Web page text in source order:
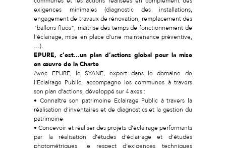
exigences minimales (diagnostic des installations,
engagement de travaux de rénovation, remplacement des
"ballons fluos", maîtrise des temps de fonctionnement de
l’éclairage, mise en place d’une maintenance préventive,
…).
EPURE, c’est…un plan d’actions global pour la mise
en œuvre de la Charte
Avec EPURE, le SYANE, expert dans le domaine de
l’Eclairage Public, accompagne les communes à travers
son plan d’actions, développé sur 4 axes :
• Connaître son patrimoine Eclairage Public à travers la
réalisation d’inventaires et de diagnostics et la gestion du
patrimoine
• Concevoir et réaliser des projets d’éclairage performants
par la réalisation d’études d’éclairage et d’études
photométriques, le respect d’exigences techniques